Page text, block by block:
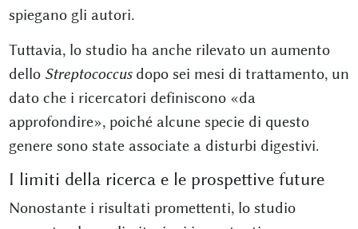
spiegano gli autori.
Tuttavia, lo studio ha anche rilevato un aumento
dello Streptococcusdopo sei mesi di trattamento, un
dato che i ricercatori definiscono «da
approfondire», poiché alcune specie di questo
genere sono state associate a disturbi digestivi.
I limiti della ricerca e le prospettive future
Nonostante i risultati promettenti, lo studio